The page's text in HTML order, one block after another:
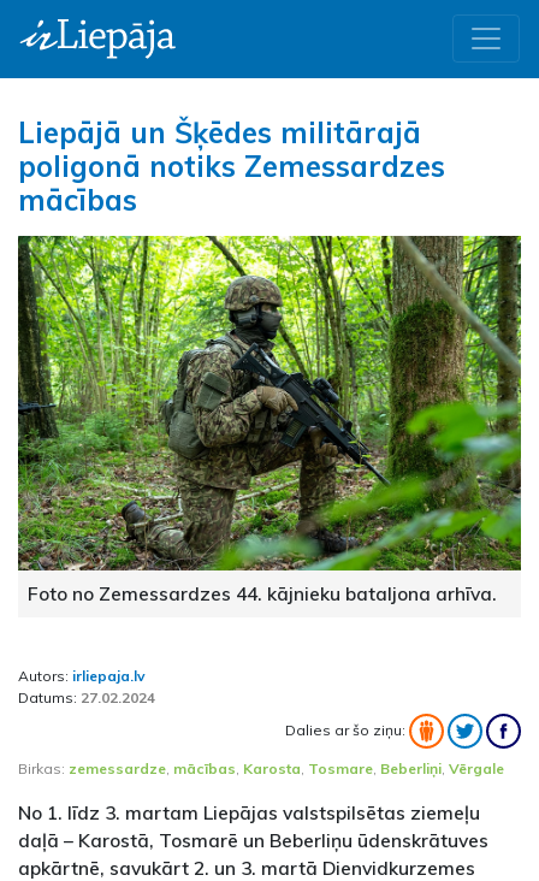
Liepājā un Šķēdes militārajā
poligonā notiks Zemessardzes
mācības
Foto no Zemessardzes 44. kājnieku bataljona arhīva.
Autors: irliepaja.lv
Datums: 27.02.2024
Dalies ar šo ziņu:
Birkas: zemessardze mācības Karosta Tosmare Beberliņi Vērgale
No 1. līdz 3. martam Liepājas valstspilsētas ziemeļu
daļā – Karostā, Tosmarē un Beberliņu ūdenskrātuves
apkārtnē, savukārt 2. un 3. martā Dienvidkurzemes